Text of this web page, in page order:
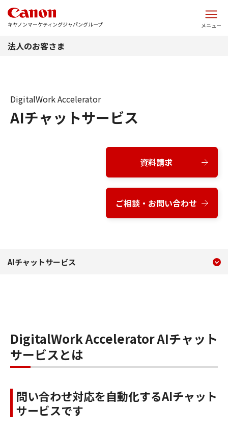
キヤノンマーケティングジャパングループ メニュー
法人のお客さま
AIチャットサービス
DigitalWork Accelerator
資料請求
ご相談・お問い合わせ
AIチャットサービス
AIチャットサービス
DigitalWork Accelerator AIチャット
サービスとは
問い合わせ対応を自動化するAIチャット
サービスです